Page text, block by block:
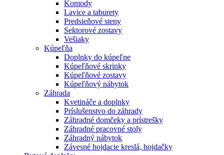
Komody
Lavice a taburety
Predsieňové steny
Sektorové zostavy
Vešiaky
Kúpeľňa
Doplnky do kúpeľne
Kúpeľňové skrinky
Kúpeľňové zostavy
Kúpeľňový nábytok
Záhrada
Kvetináče a doplnky
Príslušenstvo do záhrady
Záhradné domčeky a prístrešky
Záhradné pracovné stoly
Záhradný nábytok
Závesné hojdacie kreslá, hojdačky